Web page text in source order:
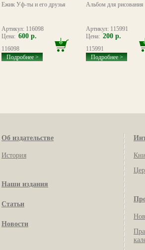
Ёжик Уф-ты и его друзья
Артикул: 116098
Цена: 600 р.
116098
Подробнее >
Альбом для рисования
Артикул: 115991
Цена: 200 р.
115991
Подробнее >
Об издательстве
История
Наши издания
Статьи
Новости